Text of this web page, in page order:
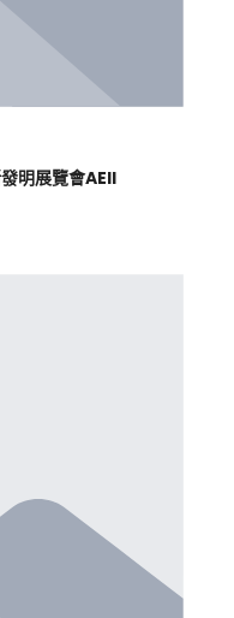
明展覽會AEII